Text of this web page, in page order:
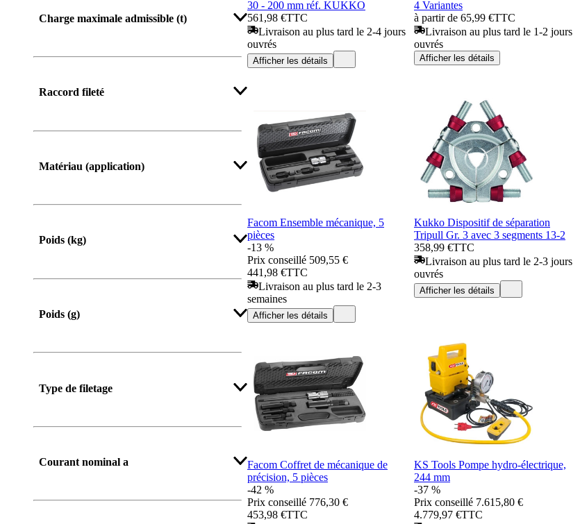
Charge maximale admissible (t)
Raccord fileté
Matériau (application)
Poids (kg)
Poids (g)
Type de filetage
Courant nominal a
30 - 200 mm réf. KUKKO
561,98 €TTC
Livraison au plus tard le 2-4 jours
ouvrés
Afficher les détails
4 Variantes
à partir de 65,99 €TTC
Livraison au plus tard le 1-2 jours
ouvrés
Afficher les détails
Facom Ensemble mécanique, 5
pièces
-13 %
Prix conseillé 509,55 €
441,98 €TTC
Livraison au plus tard le 2-3
semaines
Afficher les détails
Kukko Dispositif de séparation
Tripull Gr. 3 avec 3 segments 13-2
358,99 €TTC
Livraison au plus tard le 2-3 jours
ouvrés
Afficher les détails
Facom Coffret de mécanique de
précision, 5 pièces
-42 %
Prix conseillé 776,30 €
453,98 €TTC
KS Tools Pompe hydro-électrique,
244 mm
-37 %
Prix conseillé 7.615,80 €
4.779,97 €TTC